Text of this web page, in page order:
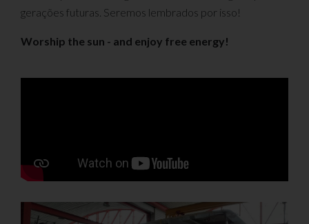
gerações futuras. Seremos lembrados por isso!
Worship the sun - and enjoy free energy!